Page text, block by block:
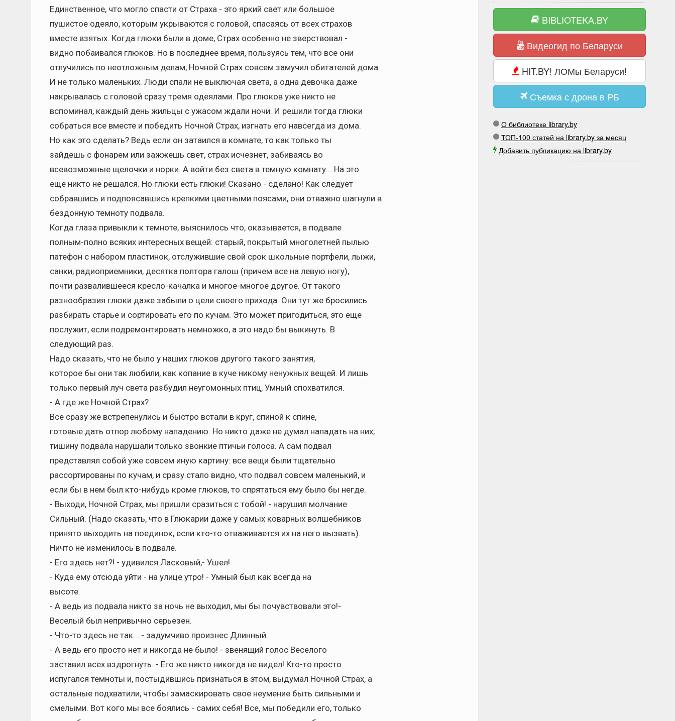
BIBLIOTEKA.BY
Видеогид по Беларуси
HIT.BY! ЛОМы Беларуси!
Съемка с дрона в РБ
О библиотеке library.by
ТОП-100 статей на library.by за месяц
Добавить публикацию на library.by
Единственное, что могло спасти от Страха - это яркий свет или большое
пушистое одеяло, которым укрываются с головой, спасаясь от всех страхов
вместе взятых. Когда глюки были в доме, Страх особенно не зверствовал -
видно побаивался глюков. Но в последнее время, пользуясь тем, что все они
отлучились по неотложным делам, Ночной Страх совсем замучил обитателей дома.
И не только маленьких. Люди спали не выключая света, а одна девочка даже
накрывалась с головой сразу тремя одеялами. Про глюков уже никто не
вспоминал, каждый день жильцы с ужасом ждали ночи. И решили тогда глюки
собраться все вместе и победить Ночной Страх, изгнать его навсегда из дома.
Но как это сделать? Ведь если он затаился в комнате, то как только ты
зайдешь с фонарем или зажжешь свет, страх исчезнет, забиваясь во
всевозможные щелочки и норки. А войти без света в темную комнату... На это
еще никто не решался. Но глюки есть глюки! Сказано - сделано! Как следует
собравшись и подпоясавшись крепкими цветными поясами, они отважно шагнули в
бездонную темноту подвала.
Когда глаза привыкли к темноте, выяснилось что, оказывается, в подвале
полным-полно всяких интересных вещей: старый, покрытый многолетней пылью
патефон с набором пластинок, отслужившие свой срок школьные портфели, лыжи,
санки, радиоприемники, десятка полтора галош (причем все на левую ногу),
почти развалившееся кресло-качалка и многое-многое другое. От такого
разнообразия глюки даже забыли о цели своего прихода. Они тут же бросились
разбирать старье и сортировать его по кучам. Это может пригодиться, это еще
послужит, если подремонтировать немножко, а это надо бы выкинуть. В
следующий раз.
Надо сказать, что не было у наших глюков другого такого занятия,
которое бы они так любили, как копание в куче никому ненужных вещей. И лишь
только первый луч света разбудил неугомонных птиц, Умный спохватился.
- А где же Ночной Страх?
Все сразу же встрепенулись и быстро встали в круг, спиной к спине,
готовые дать отпор любому нападению. Но никто даже не думал нападать на них,
тишину подвала нарушали только звонкие птичьи голоса. А сам подвал
представлял собой уже совсем иную картину: все вещи были тщательно
рассортированы по кучам, и сразу стало видно, что подвал совсем маленький, и
если бы в нем был кто-нибудь кроме глюков, то спрятаться ему было бы негде.
- Выходи, Ночной Страх, мы пришли сразиться с тобой! - нарушил молчание
Сильный. (Надо сказать, что в Глюкарии даже у самых коварных волшебников
принято выходить на поединок, если кто-то отваживается их на него вызвать).
Ничто не изменилось в подвале.
- Его здесь нет?! - удивился Ласковый,- Ушел!
- Куда ему отсюда уйти - на улице утро! - Умный был как всегда на
высоте.
- А ведь из подвала никто за ночь не выходил, мы бы почувствовали это!-
Веселый был непривычно серьезен.
- Что-то здесь не так... - задумчиво произнес Длинный.
- А ведь его просто нет и никогда не было! - звенящий голос Веселого
заставил всех вздрогнуть. - Его же никто никогда не видел! Кто-то просто
испугался темноты и, постыдившись признаться в этом, выдумал Ночной Страх, а
остальные подхватили, чтобы замаскировать свое неумение быть сильными и
смелыми. Вот кого мы все боялись - самих себя! Все, мы победили его, только